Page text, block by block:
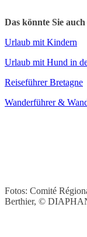
Das könnte Sie
Urlaub mit Kindern
Urlaub mit Hund in
Reiseführer Bretagne
Wanderführer &
Fotos: Comité
Berthier, ©